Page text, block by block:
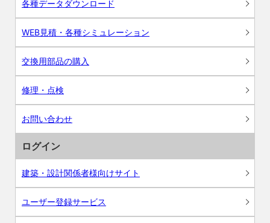
各種データダウンロード
WEB見積・各種シミュレーション
交換用部品の購入
修理・点検
お問い合わせ
ログイン
建築・設計関係者様向けサイト
ユーザー登録サービス